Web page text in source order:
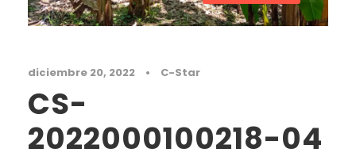
diciembre 20, 2022 • C-Star
CS-
2022000100218-04